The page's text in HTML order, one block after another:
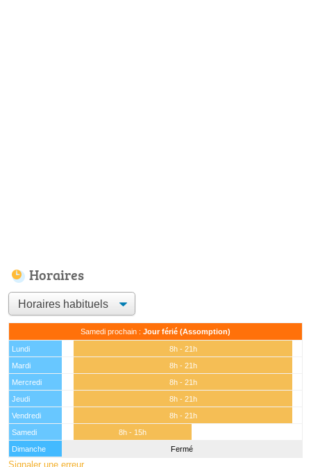
Horaires
Samedi prochain : Jour férié (Assomption)
Lundi
8h - 21h
Mardi
8h - 21h
Mercredi
8h - 21h
Jeudi
8h - 21h
Vendredi
8h - 21h
Samedi
8h - 15h
Dimanche
Fermé
Signaler une erreur